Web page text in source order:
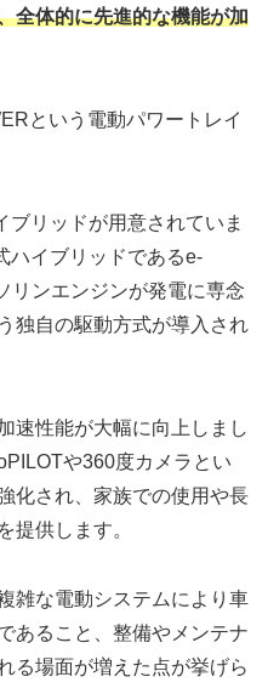
全体的に先進的な機能が加
という電動パワートレイ
リッドが用意されていま
ハイブリッドであるe-
リンエンジンが発電に専念
独自の駆動方式が導入され
速性能が大幅に向上しまし
や360度カメラとい
化され、家族での使用や長
提供します。
雑な電動システムにより車
あること、整備やメンテナ
る場面が増えた点が挙げら